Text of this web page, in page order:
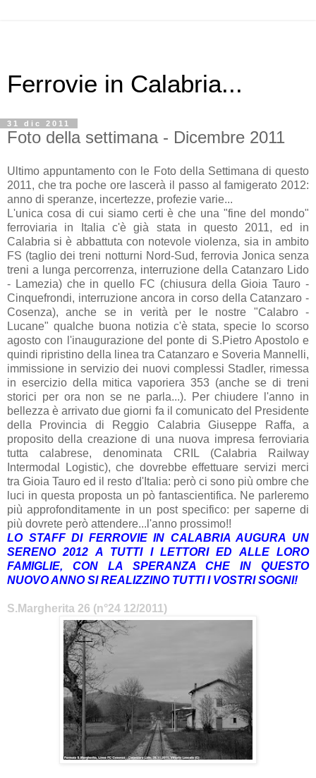
Ferrovie in Calabria...
31 dic 2011
Foto della settimana - Dicembre 2011
Ultimo appuntamento con le Foto della Settimana di questo
2011, che tra poche ore lascerà il passo al famigerato 2012:
anno di speranze, incertezze, profezie varie...
L'unica cosa di cui siamo certi è che una "fine del mondo"
ferroviaria in Italia c'è già stata in questo 2011, ed in
Calabria si è abbattuta con notevole violenza, sia in ambito
FS (taglio dei treni notturni Nord-Sud, ferrovia Jonica senza
treni a lunga percorrenza, interruzione della Catanzaro Lido
- Lamezia) che in quello FC (chiusura della Gioia Tauro -
Cinquefrondi, interruzione ancora in corso della Catanzaro -
Cosenza), anche se in verità per le nostre "Calabro -
Lucane" qualche buona notizia c'è stata, specie lo scorso
agosto con l'inaugurazione del ponte di S.Pietro Apostolo e
quindi ripristino della linea tra Catanzaro e Soveria Mannelli,
immissione in servizio dei nuovi complessi Stadler, rimessa
in esercizio della mitica vaporiera 353 (anche se di treni
storici per ora non se ne parla...). Per chiudere l'anno in
bellezza è arrivato due giorni fa il comunicato del Presidente
della Provincia di Reggio Calabria Giuseppe Raffa, a
proposito della creazione di una nuova impresa ferroviaria
tutta calabrese, denominata CRIL (Calabria Railway
Intermodal Logistic), che dovrebbe effettuare servizi merci
tra Gioia Tauro ed il resto d'Italia: però ci sono più ombre che
luci in questa proposta un pò fantascientifica. Ne parleremo
più approfonditamente in un post specifico: per saperne di
più dovrete però attendere...l'anno prossimo!!
LO STAFF DI FERROVIE IN CALABRIA AUGURA UN
SERENO 2012 A TUTTI I LETTORI ED ALLE LORO
FAMIGLIE, CON LA SPERANZA CHE IN QUESTO
NUOVO ANNO SI REALIZZINO TUTTI I VOSTRI SOGNI!
S.Margherita 26 (n°24 12/2011)